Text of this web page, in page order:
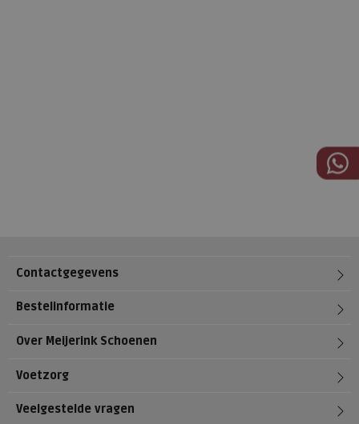
Contactgegevens
Bestelinformatie
Over Meijerink Schoenen
Voetzorg
Veelgestelde vragen